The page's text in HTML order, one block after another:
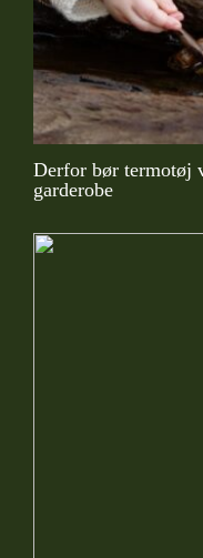
Derfor bør termotøj
garderobe